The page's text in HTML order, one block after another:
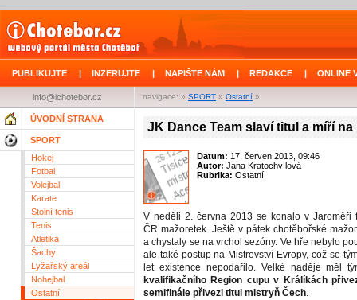
PUBLIKUJTE | INZERUJTE | NAPIŠTE NÁM | REDAKCE | ONLINE
navigace: » SPORT » Ostatní »
info@ichotebor.cz
ÚVODNÍ STRANA
SPORT
Hokej
Fotbal
Volejbal
Karate
Stolní tenis
Tenis
Atletika
Šachy
Lyžařský areál
Nohejbal
Ostatní
JK Dance Team slaví titul a míří na
Datum: 17. červen 2013, 09:46
Autor: Jana Kratochvílová
Rubrika: Ostatní
V neděli 2. června 2013 se konalo v Jaroměři
ČR mažoretek. Ještě v pátek chotěbořské
a chystaly se na vrchol sezóny. Ve hře nebylo
ale také postup na Mistrovství Evropy, což se
let existence nepodařilo. Velké naděje měl
kvalifikačního Region cupu v Králíkách
semifinále přivezl titul mistryň Čech.